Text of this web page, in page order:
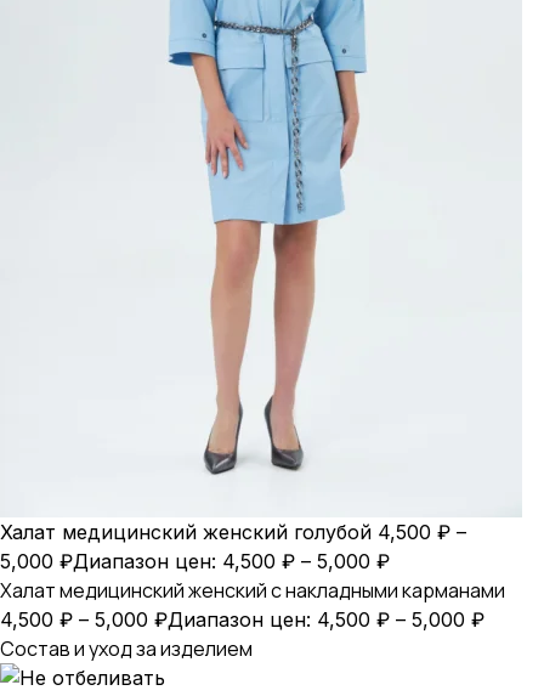
Халат медицинский женский голубой 4,500 ₽ –
5,000 ₽Диапазон цен: 4,500 ₽ – 5,000 ₽
Халат медицинский женский с накладными карманами
4,500 ₽ – 5,000 ₽Диапазон цен: 4,500 ₽ – 5,000 ₽
Состав и уход за изделием